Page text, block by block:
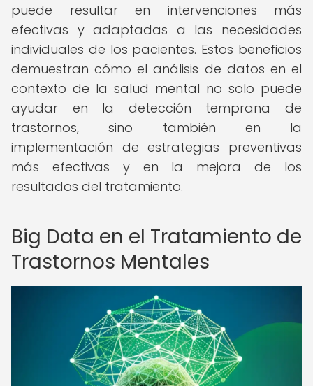
puede resultar en intervenciones más
efectivas y adaptadas a las necesidades
individuales de los pacientes. Estos beneficios
demuestran cómo el análisis de datos en el
contexto de la salud mental no solo puede
ayudar en la detección temprana de
trastornos, sino también en la
implementación de estrategias preventivas
más efectivas y en la mejora de los
resultados del tratamiento.
Big Data en el Tratamiento de
Trastornos Mentales